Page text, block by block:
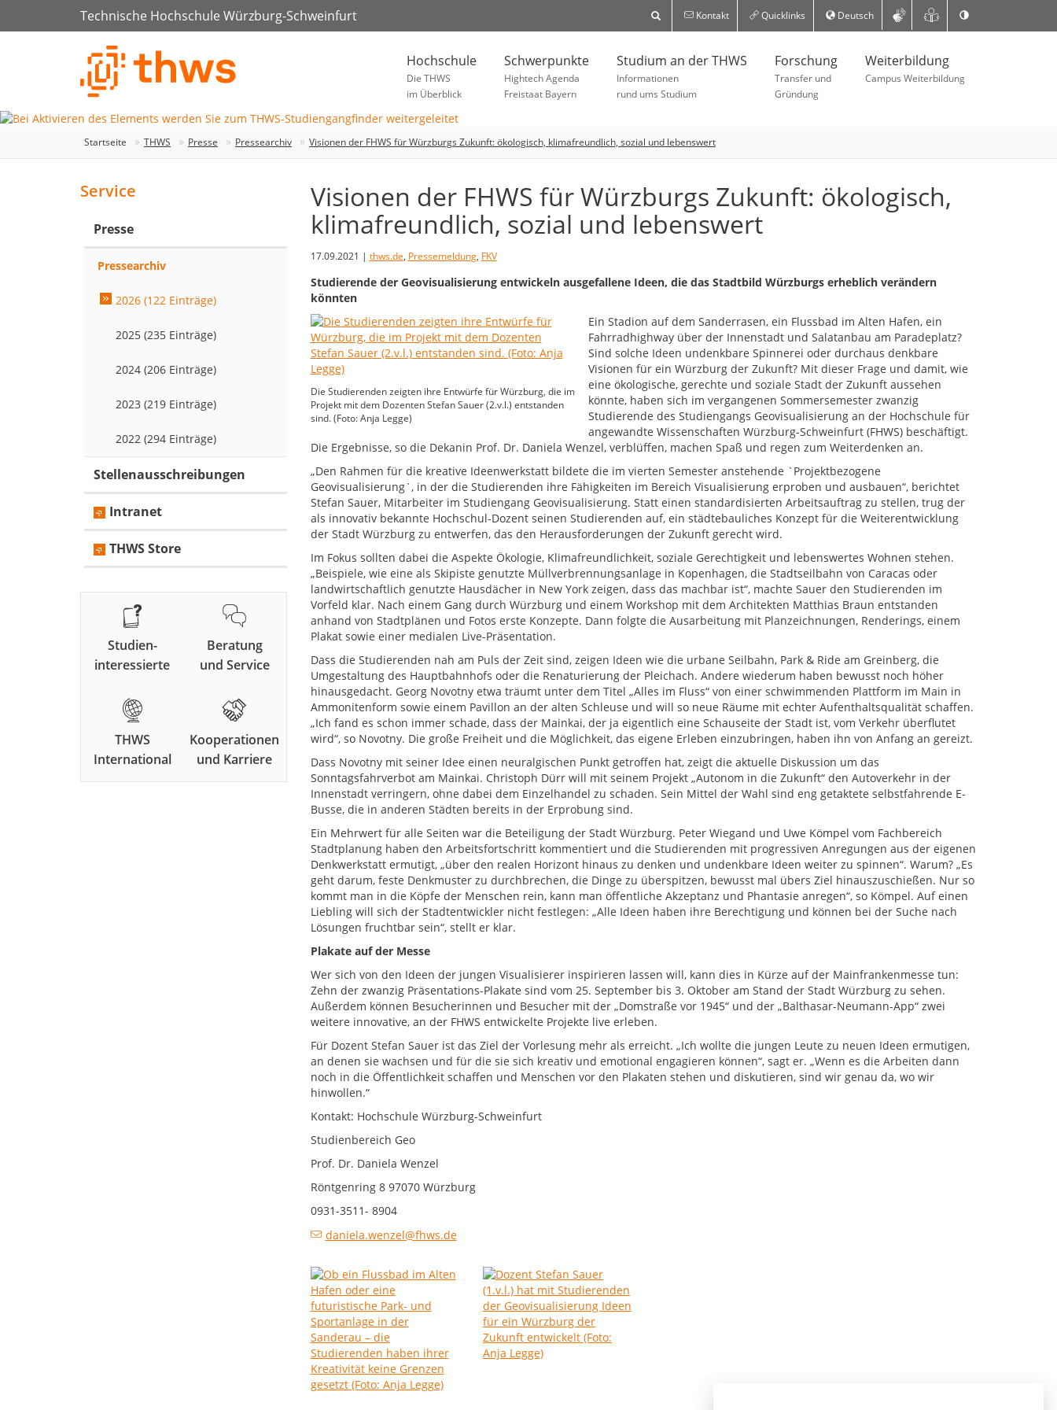
Technische Hochschule Würzburg-Schweinfurt Kontakt Quicklinks Deutsch
Hochschule
Die THWS
im Überblick
Schwerpunkte
Hightech Agenda
Freistaat Bayern
Studium an der THWS
Informationen
rund ums Studium
Forschung
Transfer und
Gründung
Weiterbildung
Campus Weiterbildung
Startseite THWS Presse Pressearchiv Visionen der FHWS für Würzburgs Zukunft: ökologisch, klimafreundlich, sozial und lebenswert
Visionen der FHWS für Würzburgs Zukunft: ökologisch,
klimafreundlich, sozial und lebenswert
17.09.2021 | thws.de, Pressemeldung, FKV
Studierende der Geovisualisierung entwickeln ausgefallene Ideen, die das Stadtbild Würzburgs erheblich verändern
könnten
Die Studierenden zeigten ihre Entwürfe für Würzburg, die im
Projekt mit dem Dozenten Stefan Sauer (2.v.l.) entstanden
sind. (Foto: Anja Legge)
Ein Stadion auf dem Sanderrasen, ein Flussbad im Alten Hafen, ein
Fahrradhighway über der Innenstadt und Salatanbau am Paradeplatz?
Sind solche Ideen undenkbare Spinnerei oder durchaus denkbare
Visionen für ein Würzburg der Zukunft? Mit dieser Frage und damit, wie
eine ökologische, gerechte und soziale Stadt der Zukunft aussehen
könnte, haben sich im vergangenen Sommersemester zwanzig
Studierende des Studiengangs Geovisualisierung an der Hochschule für
angewandte Wissenschaften Würzburg-Schweinfurt (FHWS) beschäftigt.
Die Ergebnisse, so die Dekanin Prof. Dr. Daniela Wenzel, verblüffen, machen Spaß und regen zum Weiterdenken an.
„Den Rahmen für die kreative Ideenwerkstatt bildete die im vierten Semester anstehende `Projektbezogene
Geovisualisierung`, in der die Studierenden ihre Fähigkeiten im Bereich Visualisierung erproben und ausbauen“, berichtet
Stefan Sauer, Mitarbeiter im Studiengang Geovisualisierung. Statt einen standardisierten Arbeitsauftrag zu stellen, trug der
als innovativ bekannte Hochschul-Dozent seinen Studierenden auf, ein städtebauliches Konzept für die Weiterentwicklung
der Stadt Würzburg zu entwerfen, das den Herausforderungen der Zukunft gerecht wird.
Im Fokus sollten dabei die Aspekte Ökologie, Klimafreundlichkeit, soziale Gerechtigkeit und lebenswertes Wohnen stehen.
„Beispiele, wie eine als Skipiste genutzte Müllverbrennungsanlage in Kopenhagen, die Stadtseilbahn von Caracas oder
landwirtschaftlich genutzte Hausdächer in New York zeigen, dass das machbar ist“, machte Sauer den Studierenden im
Vorfeld klar. Nach einem Gang durch Würzburg und einem Workshop mit dem Architekten Matthias Braun entstanden
anhand von Stadtplänen und Fotos erste Konzepte. Dann folgte die Ausarbeitung mit Planzeichnungen, Renderings, einem
Plakat sowie einer medialen Live-Präsentation.
Dass die Studierenden nah am Puls der Zeit sind, zeigen Ideen wie die urbane Seilbahn, Park & Ride am Greinberg, die
Umgestaltung des Hauptbahnhofs oder die Renaturierung der Pleichach. Andere wiederum haben bewusst noch höher
hinausgedacht. Georg Novotny etwa träumt unter dem Titel „Alles im Fluss“ von einer schwimmenden Plattform im Main in
Ammonitenform sowie einem Pavillon an der alten Schleuse und will so neue Räume mit echter Aufenthaltsqualität schaffen.
„Ich fand es schon immer schade, dass der Mainkai, der ja eigentlich eine Schauseite der Stadt ist, vom Verkehr überflutet
wird“, so Novotny. Die große Freiheit und die Möglichkeit, das eigene Erleben einzubringen, haben ihn von Anfang an gereizt.
Dass Novotny mit seiner Idee einen neuralgischen Punkt getroffen hat, zeigt die aktuelle Diskussion um das
Sonntagsfahrverbot am Mainkai. Christoph Dürr will mit seinem Projekt „Autonom in die Zukunft“ den Autoverkehr in der
Innenstadt verringern, ohne dabei dem Einzelhandel zu schaden. Sein Mittel der Wahl sind eng getaktete selbstfahrende E-
Busse, die in anderen Städten bereits in der Erprobung sind.
Ein Mehrwert für alle Seiten war die Beteiligung der Stadt Würzburg. Peter Wiegand und Uwe Kömpel vom Fachbereich
Stadtplanung haben den Arbeitsfortschritt kommentiert und die Studierenden mit progressiven Anregungen aus der eigenen
Denkwerkstatt ermutigt, „über den realen Horizont hinaus zu denken und undenkbare Ideen weiter zu spinnen“. Warum? „Es
geht darum, feste Denkmuster zu durchbrechen, die Dinge zu überspitzen, bewusst mal übers Ziel hinauszuschießen. Nur so
kommt man in die Köpfe der Menschen rein, kann man öffentliche Akzeptanz und Phantasie anregen“, so Kömpel. Auf einen
Liebling will sich der Stadtentwickler nicht festlegen: „Alle Ideen haben ihre Berechtigung und können bei der Suche nach
Lösungen fruchtbar sein“, stellt er klar.
Plakate auf der Messe
Wer sich von den Ideen der jungen Visualisierer inspirieren lassen will, kann dies in Kürze auf der Mainfrankenmesse tun:
Zehn der zwanzig Präsentations-Plakate sind vom 25. September bis 3. Oktober am Stand der Stadt Würzburg zu sehen.
Außerdem können Besucherinnen und Besucher mit der „Domstraße vor 1945“ und der „Balthasar-Neumann-App“ zwei
weitere innovative, an der FHWS entwickelte Projekte live erleben.
Für Dozent Stefan Sauer ist das Ziel der Vorlesung mehr als erreicht. „Ich wollte die jungen Leute zu neuen Ideen ermutigen,
an denen sie wachsen und für die sie sich kreativ und emotional engagieren können“, sagt er. „Wenn es die Arbeiten dann
noch in die Öffentlichkeit schaffen und Menschen vor den Plakaten stehen und diskutieren, sind wir genau da, wo wir
hinwollen.“
Kontakt: Hochschule Würzburg-Schweinfurt
Studienbereich Geo
Prof. Dr. Daniela Wenzel
Röntgenring 8 97070 Würzburg
0931-3511- 8904
daniela.wenzel@fhws.de
Service
Presse
Pressearchiv
2026 (122 Einträge)
2025 (235 Einträge)
2024 (206 Einträge)
2023 (219 Einträge)
2022 (294 Einträge)
Stellenausschreibungen
Intranet
THWS Store
Studien-
interessierte
Beratung
und Service
THWS
International
Kooperationen
und Karriere